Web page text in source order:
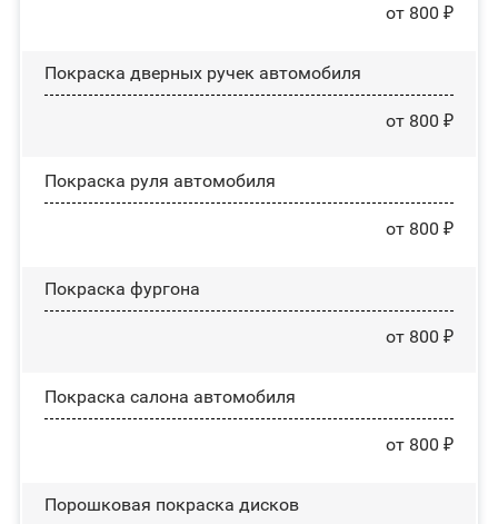
от 800 ₽
Покраска дверных ручек автомобиля
от 800 ₽
Покраска руля автомобиля
от 800 ₽
Покраска фургона
от 800 ₽
Покраска салона автомобиля
от 800 ₽
Порошковая покраска дисков